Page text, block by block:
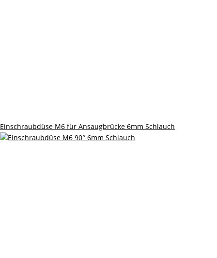
Einschraubdüse M6 für Ansaugbrücke 6mm Schlauch